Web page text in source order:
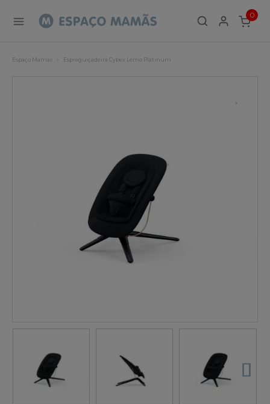
0
ITEMS
Espaço Mamãs Espreguiçadeira Cybex Lemo Platinum